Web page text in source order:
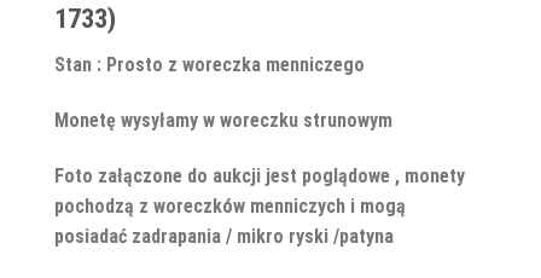
1733)
Stan : Prosto z woreczka menniczego
Monetę wysyłamy w woreczku strunowym
Foto załączone do aukcji jest poglądowe , monety
pochodzą z woreczków menniczych i mogą
posiadać zadrapania / mikro ryski /patyna